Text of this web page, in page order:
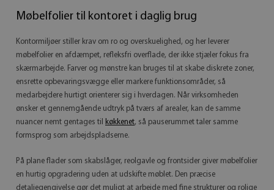
Møbelfolier til kontoret i daglig brug
Kontormiljøer stiller krav om ro og overskuelighed, og her leverer
møbelfolier en afdæmpet, refleksfri overflade, der ikke stjæler fokus fra
skærmarbejde. Farver og mønstre kan bruges til at skabe diskrete zoner,
ensrette opbevaringsvægge eller markere funktionsområder, så
medarbejdere hurtigt orienterer sig i hverdagen. Når virksomheden
ønsker et gennemgående udtryk på tværs af arealer, kan de samme
nuancer nemt gentages til
køkkenet, så pauserummet taler samme
formsprog som arbejdspladserne.
På plane flader som skabslåger, reolgavle og frontsider giver møbelfolier
en hurtig opgradering uden at udskifte møblet. Den præcise
detaljegengivelse gør det muligt at arbejde med fine strukturer og rolige